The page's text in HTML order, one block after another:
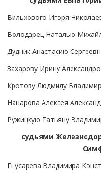
Вильхового Игоря
Володарец Наталью
Дудник Анастасию
Захарову Ирину
Кротову Людмилу
Нанарова Алексея
Ружицкую Татьяну
судьями
Гнусарева Владимира